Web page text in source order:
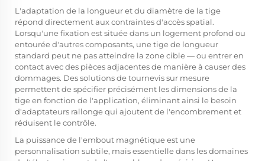
L'adaptation de la longueur et du diamètre de la tige
répond directement aux contraintes d'accès spatial.
Lorsqu'une fixation est située dans un logement profond ou
entourée d'autres composants, une tige de longueur
standard peut ne pas atteindre la zone cible — ou entrer en
contact avec des pièces adjacentes de manière à causer des
dommages. Des solutions de tournevis sur mesure
permettent de spécifier précisément les dimensions de la
tige en fonction de l'application, éliminant ainsi le besoin
d'adaptateurs rallonge qui ajoutent de l'encombrement et
réduisent le contrôle.
La puissance de l'embout magnétique est une
personnalisation subtile, mais essentielle dans les domaines